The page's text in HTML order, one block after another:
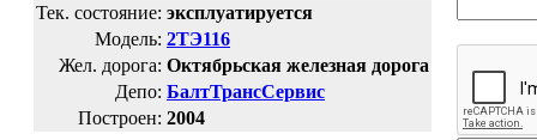
Тек. состояние: эксплуатируется
Модель: 2ТЭ116
Жел. дорога: Октябрьская железная дорога
Депо: БалтТрансСервис
Построен: 2004